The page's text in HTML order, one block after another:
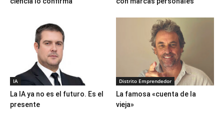
IA
La IA ya no es el futuro. Es el
presente
Distrito Emprendedor
La famosa «cuenta de la
vieja»